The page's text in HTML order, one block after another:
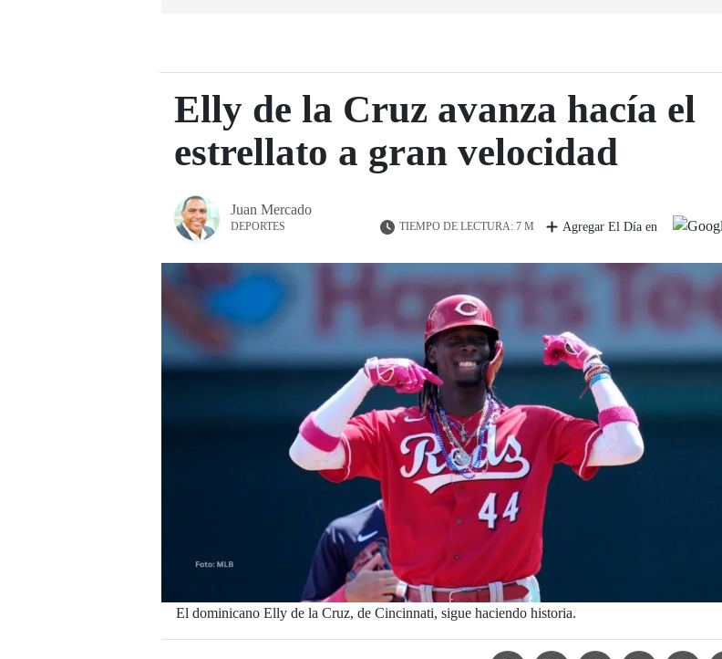
Elly de la Cruz avanza hacía el
estrellato a gran velocidad
Juan Mercado
DEPORTES TIEMPO DE LECTURA: 7 M Agregar El Día en
El dominicano Elly de la Cruz, de Cincinnati, sigue haciendo historia.